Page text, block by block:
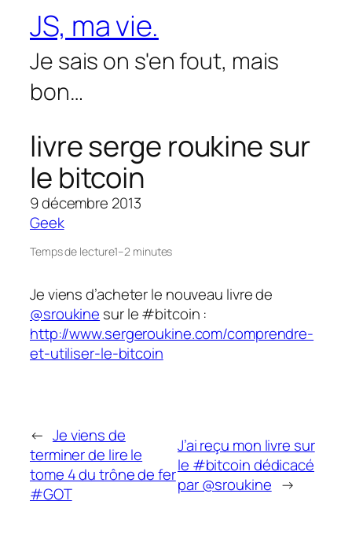
contenu
JS, ma vie.
Je sais on s'en fout, mais
bon…
livre serge roukine sur
le bitcoin
9 décembre 2013
Geek
Temps de lecture1–2 minutes
Je viens d’acheter le nouveau livre de
@sroukine sur le #bitcoin :
http://www.sergeroukine.com/comprendre-
et-utiliser-le-bitcoin
← Je viens de
terminer de lire le
tome 4 du trône de fer
#GOT
J’ai reçu mon livre sur
le #bitcoin dédicacé
par @sroukine →